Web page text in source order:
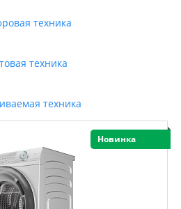
техника
техника
техника
Новинка